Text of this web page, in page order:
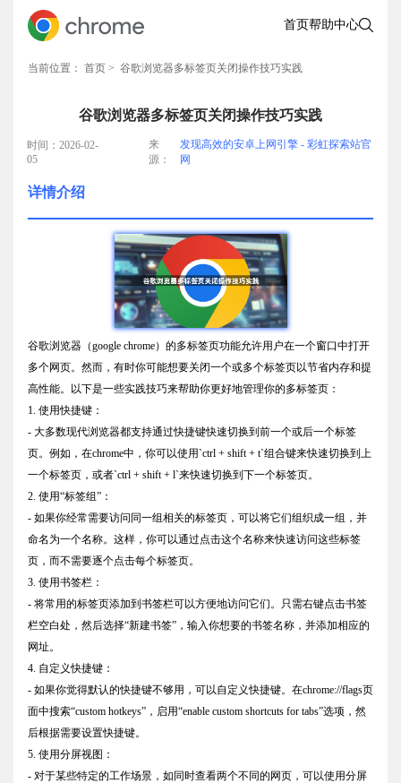
首页帮助中心
当前位置： 首页 > 谷歌浏览器多标签页关闭操作技巧实践
谷歌浏览器多标签页关闭操作技巧实践
时间：2026-02-
05
来
源：
发现高效的安卓上网引擎 - 彩虹探索站官
网
详情介绍
谷歌浏览器（google chrome）的多标签页功能允许用户在一个窗口中打开
多个网页。然而，有时你可能想要关闭一个或多个标签页以节省内存和提
高性能。以下是一些实践技巧来帮助你更好地管理你的多标签页：
1. 使用快捷键：
- 大多数现代浏览器都支持通过快捷键快速切换到前一个或后一个标签
页。例如，在chrome中，你可以使用`ctrl + shift + t`组合键来快速切换到上
一个标签页，或者`ctrl + shift + l`来快速切换到下一个标签页。
2. 使用“标签组”：
- 如果你经常需要访问同一组相关的标签页，可以将它们组织成一组，并
命名为一个名称。这样，你可以通过点击这个名称来快速访问这些标签
页，而不需要逐个点击每个标签页。
3. 使用书签栏：
- 将常用的标签页添加到书签栏可以方便地访问它们。只需右键点击书签
栏空白处，然后选择“新建书签”，输入你想要的书签名称，并添加相应的
网址。
4. 自定义快捷键：
- 如果你觉得默认的快捷键不够用，可以自定义快捷键。在chrome://flags页
面中搜索“custom hotkeys”，启用“enable custom shortcuts for tabs”选项，然
后根据需要设置快捷键。
5. 使用分屏视图：
- 对于某些特定的工作场景，如同时查看两个不同的网页，可以使用分屏